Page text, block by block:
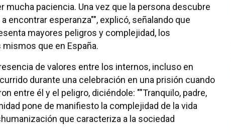
mucha paciencia. Una vez que la persona descubre
encontrar esperanza"", explicó, señalando que
mayores peligros y complejidad, los
que en España.
de valores entre los internos, incluso en
durante una celebración en una prisión cuando
entre él y el peligro, diciéndole: ""Tranquilo, padre,
pone de manifiesto la complejidad de la vida
que caracteriza a la sociedad